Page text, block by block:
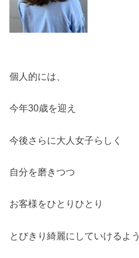
個人的には、
今年30歳を迎え
今後さらに大人女子らしく
自分を磨きつつ
お客様をひとりひとり
とびきり綺麗にしていけるよう